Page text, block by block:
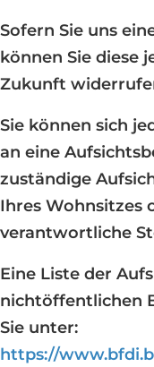
Sofern Sie uns
können Sie diese
Zukunft
Sie können sich
an eine
zuständige
Ihres Wohnsitzes
verantwortliche
Eine Liste der
nichtöffentlichen
Sie unter:
https://